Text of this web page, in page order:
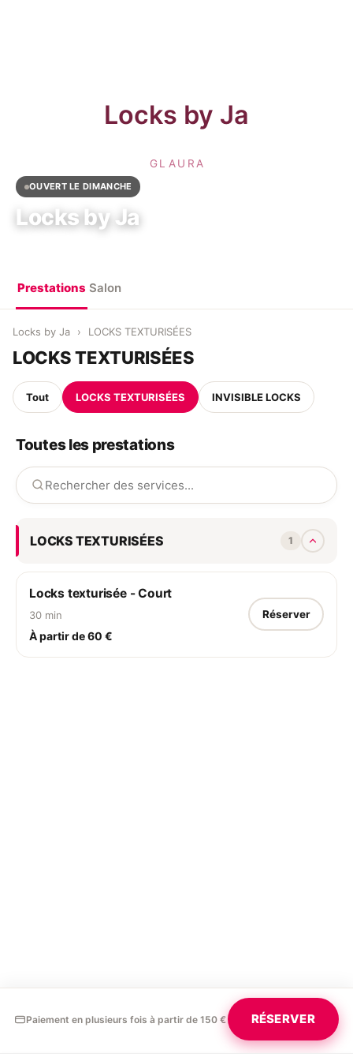
OUVERT LE DIMANCHE
Locks by Ja
Prestations Salon
Locks by Ja › LOCKS TEXTURISÉES
LOCKS TEXTURISÉES
Tout LOCKS TEXTURISÉES INVISIBLE LOCKS
Toutes les prestations
LOCKS TEXTURISÉES 1
Locks texturisée - Court
30 min
À partir de 60 €
Réserver
Paiement en plusieurs fois à partir de 150 € RÉSERVER